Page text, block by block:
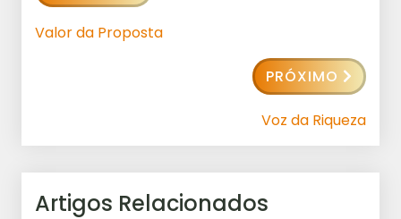
Valor da Proposta
PRÓXIMO
Voz da Riqueza
Artigos Relacionados